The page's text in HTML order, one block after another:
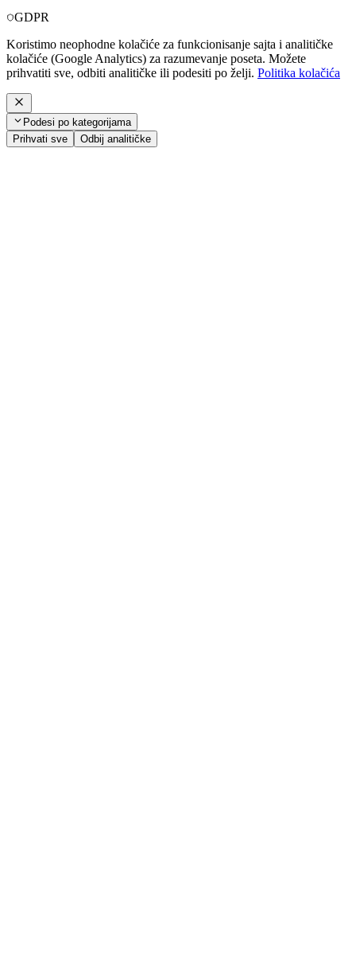
GDPR
Koristimo neophodne kolačiće za funkcionisanje sajta i analitičke
kolačiće (Google Analytics) za razumevanje poseta. Možete
prihvatiti sve, odbiti analitičke ili podesiti po želji. Politika kolačića
Podesi po kategorijama
Prihvati sve
Odbij analitičke